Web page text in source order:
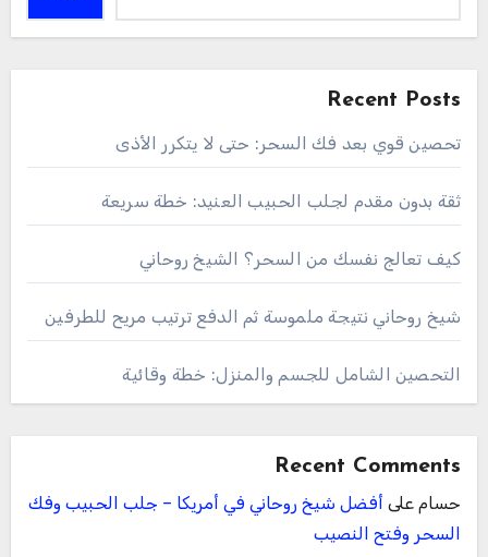
Recent Posts
تحصين قوي بعد فك السحر: حتى لا يتكرر الأذى
ثقة بدون مقدم لجلب الحبيب العنيد: خطة سريعة
كيف تعالج نفسك من السحر؟ الشيخ روحاني
شيخ روحاني نتيجة ملموسة ثم الدفع ترتيب مريح للطرفين
التحصين الشامل للجسم والمنزل: خطة وقائية
Recent Comments
حسامعلى أفضل شيخ روحاني في أمريكا – جلب الحبيب وفك
السحر وفتح النصيب